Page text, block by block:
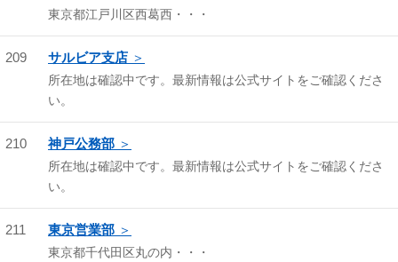
東京都江戸川区西葛西・・・
209 サルビア支店
所在地は確認中です。最新情報は公式サイトをご確認くださ
い。
210 神戸公務部
所在地は確認中です。最新情報は公式サイトをご確認くださ
い。
211 東京営業部
東京都千代田区丸の内・・・